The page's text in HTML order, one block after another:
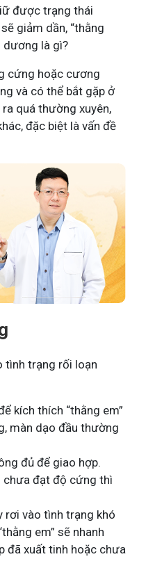
được trạng thái
giảm dần, “thằng
dương là gì?
cứng hoặc cương
và có thể bắt gặp ở
quá thường xuyên,
đặc biệt là vấn đề
tình trạng rối loạn
kích thích “thằng em”
màn dạo đầu thường
đủ để giao hợp.
chưa đạt độ cứng thì
rơi vào tình trạng khó
em” sẽ nhanh
đã xuất tinh hoặc chưa
con gặp vấn đề xương khớp, cùng
chăm sóc và điều trị để giảm đau, vận